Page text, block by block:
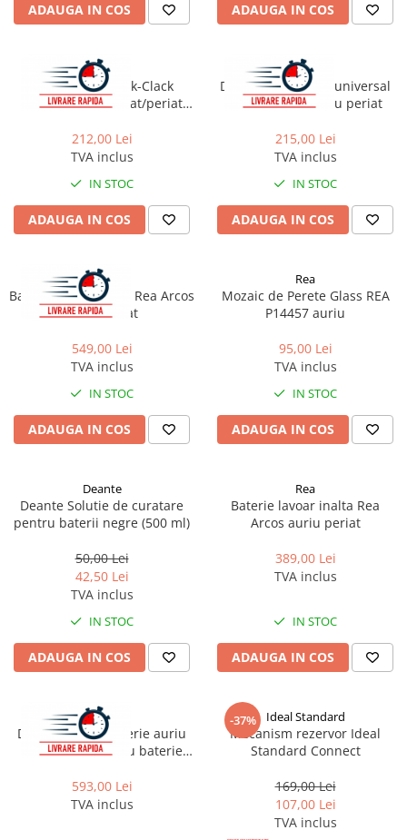
Capace wc
Bideuri suspendate
Bideuri statative
Usi batante
Usi pliabile
Pereti ficsi
ADAUGA IN COS ADAUGA IN COS
Rea
Ventil lavoar Click-Clack
universal auriu mat/periat
212,00 Lei
TVA inclus
IN STOC
ADAUGA IN COS
Rea
Dop pentru lavoar universal
clic-clac Rea cupru periat
215,00 Lei
TVA inclus
IN STOC
ADAUGA IN COS
Rea
Baterie pentru cada Rea Arcos
auriu periat
549,00 Lei
TVA inclus
IN STOC
ADAUGA IN COS
Rea
Mozaic de Perete Glass REA
P14457 auriu
95,00 Lei
TVA inclus
IN STOC
ADAUGA IN COS
Deante
Deante Solutie de curatare
pentru baterii negre (500 ml)
50,00 Lei
42,50 Lei
TVA inclus
IN STOC
ADAUGA IN COS
Rea
Baterie lavoar inalta Rea
Arcos auriu periat
389,00 Lei
TVA inclus
IN STOC
ADAUGA IN COS
Rea
Dus igienic cu baterie auriu
periat Rea Loop cu baterie
593,00 Lei
TVA inclus
-37% Ideal Standard
Mecanism rezervor Ideal
Standard Connect
169,00 Lei
107,00 Lei
TVA inclus